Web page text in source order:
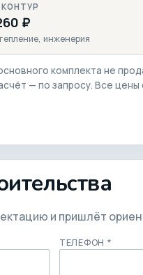
₽
инженерия
комплекта не
— по запросу. Все цены
и пришлёт
ТЕЛЕФОН *